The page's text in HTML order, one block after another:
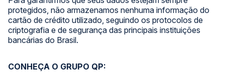
protegidos, não armazenamos nenhuma informação do
cartão de crédito utilizado, seguindo os protocolos de
criptografia e de segurança das principais instituições
bancárias do Brasil.
CONHEÇA O GRUPO QP: